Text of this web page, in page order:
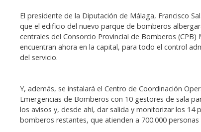
El presidente de la Diputación de Málaga, Francisco
que el edificio del nuevo parque de bomberos
centrales del Consorcio Provincial de Bomberos (CPB)
encuentran ahora en la capital, para todo el control
del servicio.
Y, además, se instalará el Centro de Coordinación
Emergencias de Bomberos con 10 gestores de sala
los avisos y, desde ahí, dar salida y monitorizar los 14
bomberos restantes, que atienden a 700.000